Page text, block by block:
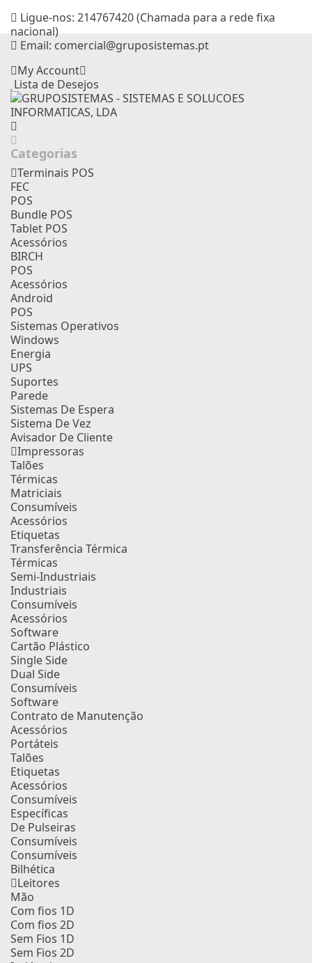
Ligue-nos: 214767420 (Chamada para a rede fixa
nacional)
Email: comercial@gruposistemas.pt
My Account
Lista de Desejos
Categorias
Terminais POS
FEC
POS
Bundle POS
Tablet POS
Acessórios
BIRCH
POS
Acessórios
Android
POS
Sistemas Operativos
Windows
Energia
UPS
Suportes
Parede
Sistemas De Espera
Sistema De Vez
Avisador De Cliente
Impressoras
Talões
Térmicas
Matriciais
Consumíveis
Acessórios
Etiquetas
Transferência Térmica
Térmicas
Semi-Industriais
Industriais
Consumíveis
Acessórios
Software
Cartão Plástico
Single Side
Dual Side
Consumíveis
Software
Contrato de Manutenção
Acessórios
Portáteis
Talões
Etiquetas
Acessórios
Consumíveis
Específicas
De Pulseiras
Consumíveis
Consumíveis
Bilhética
Leitores
Mão
Com fios 1D
Com fios 2D
Sem Fios 1D
Sem Fios 2D